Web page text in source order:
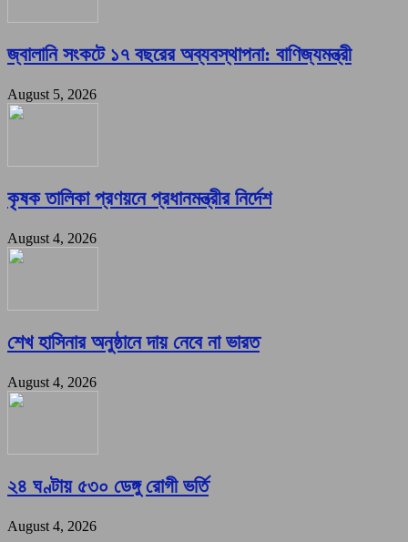
জ্বালানি সংকটে ১৭ বছরের অব্যবস্থাপনা: বাণিজ্যমন্ত্রী
August 5, 2026
কৃষক তালিকা প্রণয়নে প্রধানমন্ত্রীর নির্দেশ
August 4, 2026
শেখ হাসিনার অনুষ্ঠানে দায় নেবে না ভারত
August 4, 2026
২৪ ঘণ্টায় ৫৩০ ডেঙ্গু রোগী ভর্তি
August 4, 2026